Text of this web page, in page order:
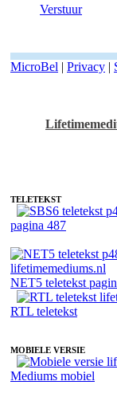
Verstuur
MicroBel | Privacy |
TELETEKST
pagina 487
NET5 teletekst
RTL teletekst
MOBIELE VERSIE
Mediums mobiel